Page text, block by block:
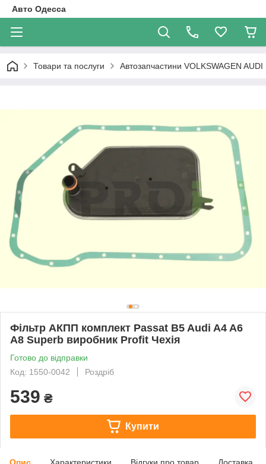
Авто Одесса
Товари та послуги Автозапчастини VOLKSWAGEN AUDI
Фільтр АКПП комплект Passat B5 Audi A4 A6
A8 Superb виробник Profit Чехія
Готово до відправки
Код: 1550-0042
Роздріб
539 ₴
Купити
Опис Характеристики Відгуки про товар Доставка